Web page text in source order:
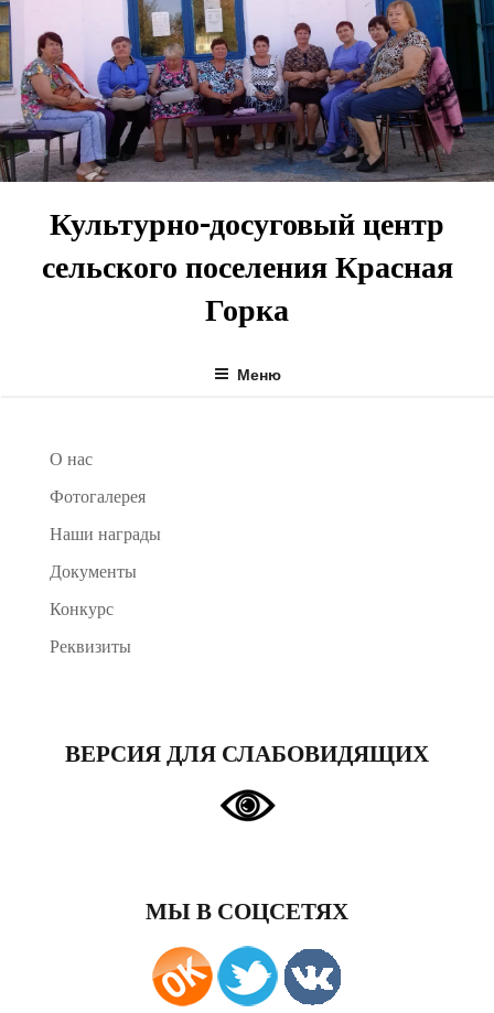
Перейти
к
содержимому
Культурно-досуговый центр
сельского поселения Красная
Горка
Меню
О нас
Фотогалерея
Наши награды
Документы
Конкурс
Реквизиты
ВЕРСИЯ ДЛЯ СЛАБОВИДЯЩИХ
МЫ В СОЦСЕТЯХ